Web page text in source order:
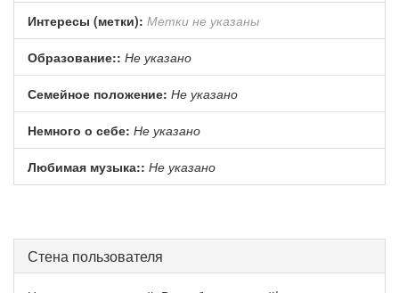
Интересы (метки): Метки не указаны
Образование:: Не указано
Семейное положение: Не указано
Немного о себе: Не указано
Любимая музыка:: Не указано
Стена пользователя